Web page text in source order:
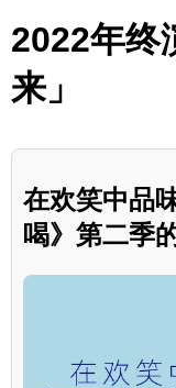
2022年终
来」
在欢笑中品
喝》第二季